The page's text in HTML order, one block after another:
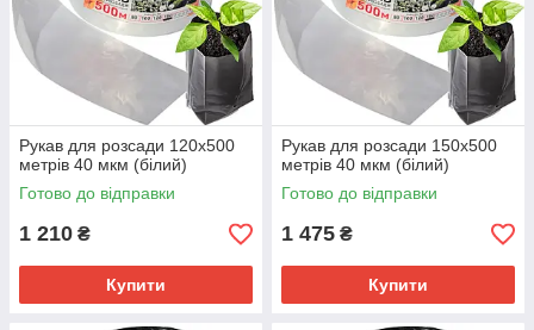
Рукав для розсади 120х500
метрів 40 мкм (білий)
Готово до відправки
1 210 ₴
Купити
Рукав для розсади 150х500
метрів 40 мкм (білий)
Готово до відправки
1 475 ₴
Купити